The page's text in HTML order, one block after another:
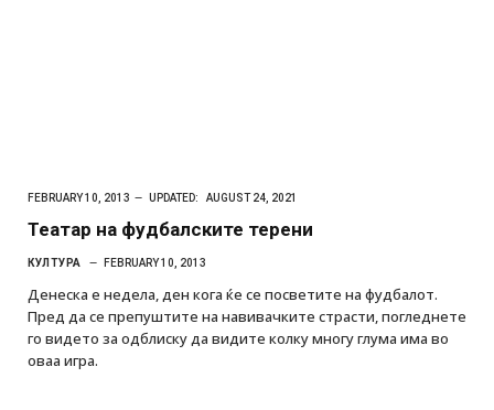
FEBRUARY 10, 2013 UPDATED: AUGUST 24, 2021
Театар на фудбалските терени
КУЛТУРА FEBRUARY 10, 2013
Денеска е недела, ден кога ќе се посветите на фудбалот.
Пред да се препуштите на навивачките страсти, погледнете
го видето за одблиску да видите колку многу глума има во
оваа игра.